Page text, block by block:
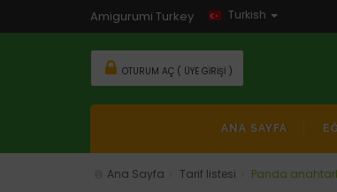
Amigurumi Turkey Turkish
OTURUM AÇ ( ÜYE GIRIŞI )
ANA SAYFA
Ana Sayfa Tarif listesi Panda